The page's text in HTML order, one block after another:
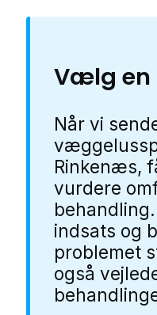
Vælg en
Når vi
Rinkenæs,
vurdere
indsats og
problemet
også